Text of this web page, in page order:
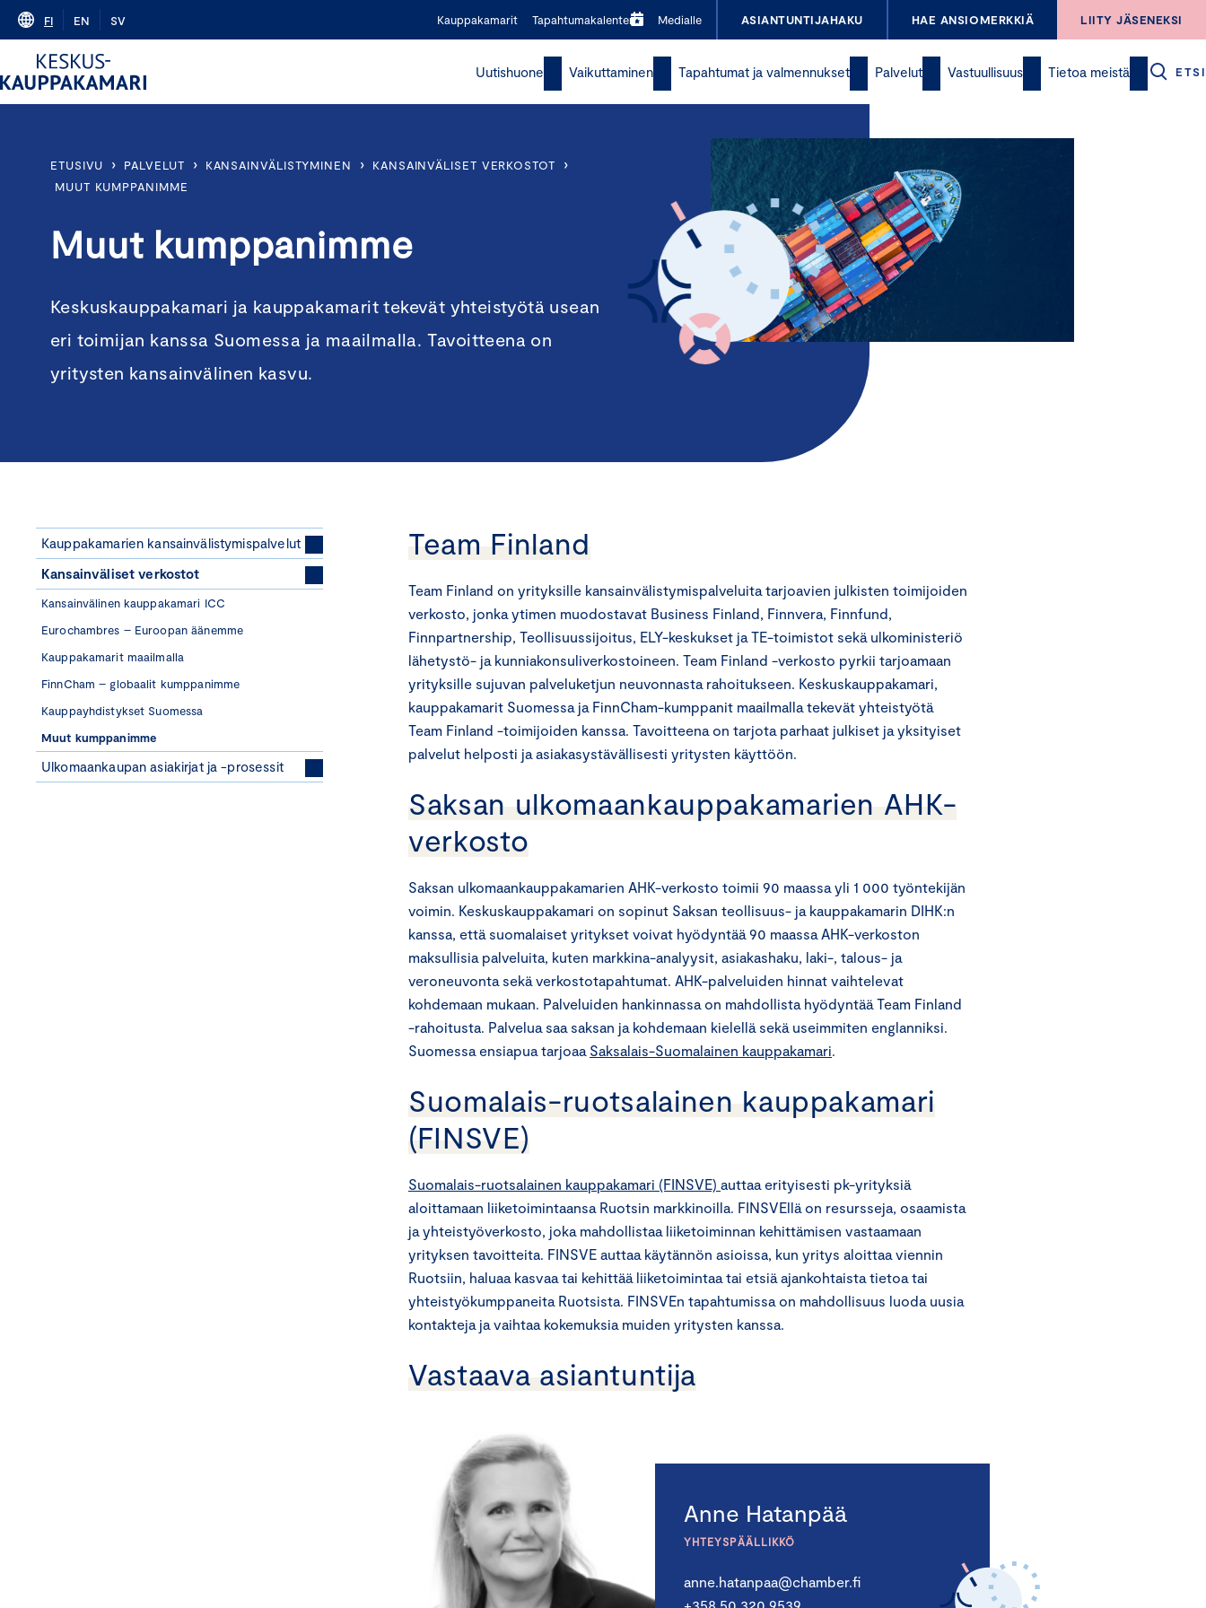
Skip
content
FI EN SV Kauppakamarit Tapahtumakalenteri Medialle ASIANTUNTIJAHAKU HAE ANSIOMERKKIÄ LIITY JÄSENEKSI
Uutishuone Vaikuttaminen Tapahtumat ja valmennukset Palvelut Vastuullisuus Tietoa meistä ETSI
ETUSIVU › PALVELUT › KANSAINVÄLISTYMINEN › KANSAINVÄLISET VERKOSTOT ›
MUUT KUMPPANIMME
Muut kumppanimme
Keskuskauppakamari ja kauppakamarit tekevät yhteistyötä usean
eri toimijan kanssa Suomessa ja maailmalla. Tavoitteena on
yritysten kansainvälinen kasvu.
Kauppakamarien kansainvälistymispalvelut
Kansainväliset verkostot
Kansainvälinen kauppakamari ICC
Eurochambres – Euroopan äänemme
Kauppakamarit maailmalla
FinnCham – globaalit kumppanimme
Kauppayhdistykset Suomessa
Muut kumppanimme
Ulkomaankaupan asiakirjat ja -prosessit
Team Finland
Team Finland on yrityksille kansainvälistymispalveluita tarjoavien julkisten toimijoiden
verkosto, jonka ytimen muodostavat Business Finland, Finnvera, Finnfund,
Finnpartnership, Teollisuussijoitus, ELY-keskukset ja TE-toimistot sekä ulkoministeriö
lähetystö- ja kunniakonsuliverkostoineen. Team Finland -verkosto pyrkii tarjoamaan
yrityksille sujuvan palveluketjun neuvonnasta rahoitukseen. Keskuskauppakamari,
kauppakamarit Suomessa ja FinnCham-kumppanit maailmalla tekevät yhteistyötä
Team Finland -toimijoiden kanssa. Tavoitteena on tarjota parhaat julkiset ja yksityiset
palvelut helposti ja asiakasystävällisesti yritysten käyttöön.
Saksan ulkomaankauppakamarien AHK-
verkosto
Saksan ulkomaankauppakamarien AHK-verkosto toimii 90 maassa yli 1 000 työntekijän
voimin. Keskuskauppakamari on sopinut Saksan teollisuus- ja kauppakamarin DIHK:n
kanssa, että suomalaiset yritykset voivat hyödyntää 90 maassa AHK-verkoston
maksullisia palveluita, kuten markkina-analyysit, asiakashaku, laki-, talous- ja
veroneuvonta sekä verkostotapahtumat. AHK-palveluiden hinnat vaihtelevat
kohdemaan mukaan. Palveluiden hankinnassa on mahdollista hyödyntää Team Finland
-rahoitusta. Palvelua saa saksan ja kohdemaan kielellä sekä useimmiten englanniksi.
Suomessa ensiapua tarjoaa Saksalais-Suomalainen kauppakamari.
Suomalais-ruotsalainen kauppakamari
(FINSVE)
Suomalais-ruotsalainen kauppakamari (FINSVE) auttaa erityisesti pk-yrityksiä
aloittamaan liiketoimintaansa Ruotsin markkinoilla. FINSVEllä on resursseja, osaamista
ja yhteistyöverkosto, joka mahdollistaa liiketoiminnan kehittämisen vastaamaan
yrityksen tavoitteita. FINSVE auttaa käytännön asioissa, kun yritys aloittaa viennin
Ruotsiin, haluaa kasvaa tai kehittää liiketoimintaa tai etsiä ajankohtaista tietoa tai
yhteistyökumppaneita Ruotsista. FINSVEn tapahtumissa on mahdollisuus luoda uusia
kontakteja ja vaihtaa kokemuksia muiden yritysten kanssa.
Vastaava asiantuntija
Anne Hatanpää
YHTEYSPÄÄLLIKKÖ
anne.hatanpaa@chamber.fi